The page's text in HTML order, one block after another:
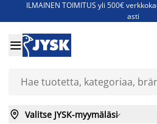
ILMAINEN TOIMITUS yli 500€
asti
Jenkkisänkyjä - Säästä

 Valitse JYSK-myymäläsi